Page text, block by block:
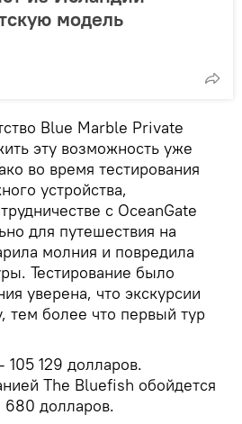
модель
Blue Marble Private
эту возможность уже
во время тестирования
устройства,
с OceanGate
для путешествия на
молния и повредила
Тестирование было
уверена, что экскурсии
тем более что первый тур
129 долларов.
The Bluefish обойдется
долларов.